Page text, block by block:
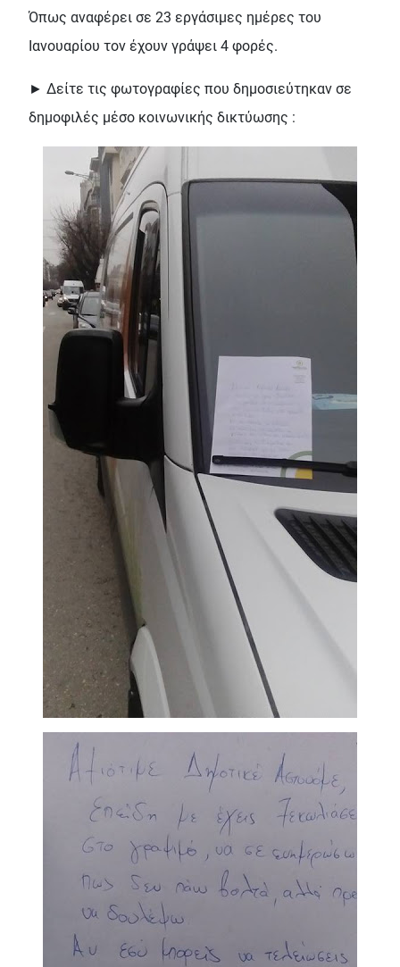
Όπως αναφέρει σε 23 εργάσιμες ημέρες του
Ιανουαρίου τον έχουν γράψει 4 φορές.
► Δείτε τις φωτογραφίες που δημοσιεύτηκαν σε
δημοφιλές μέσο κοινωνικής δικτύωσης :